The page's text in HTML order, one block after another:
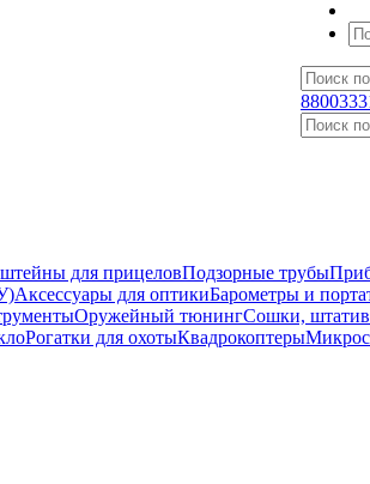
для прицеловПодзорные трубы
Аксессуары для оптикиБарометры и
Оружейный тюнингСошки,
Рогатки для охотыКвадрокоптеры